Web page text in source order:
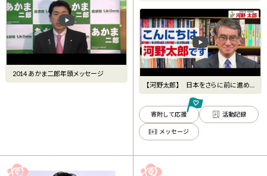
2014 あかま二郎年頭メッセージ
【河野太郎】 日本をさらに前に進め
るためにぜひあなたのご意見
寄附して応援 活動記録
メッセージ